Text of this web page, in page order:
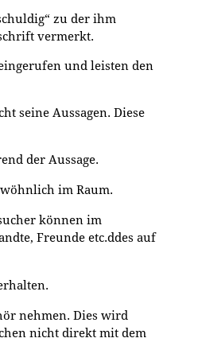
zu der ihm
vermerkt.
und leisten den
seine Aussagen. Diese
der Aussage.
im Raum.
können im
Freunde etc.ddes auf
nehmen. Dies wird
nicht direkt mit dem